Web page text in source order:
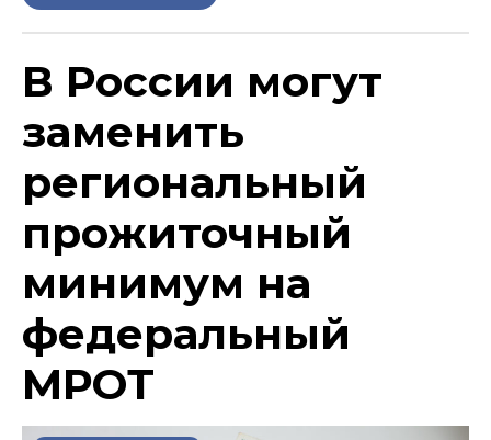
В России могут
заменить
региональный
прожиточный
минимум на
федеральный
МРОТ